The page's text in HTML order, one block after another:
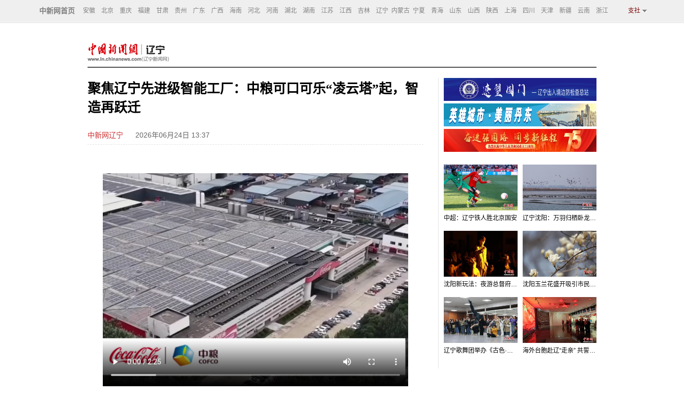
中新网首页 安徽 北京 重庆 福建 甘肃 贵州 广东 广西 海南 河北 河南 湖北 湖南 江苏 江西 吉林 辽宁 内蒙古 宁夏 青海 山东 山西 陕西 上海 四川 天津 新疆 云南 浙江 支社
聚焦辽宁先进级智能工厂：中粮可口可乐“凌云塔”起，智
造再跃迁
中新网辽宁 2026年06月24日 13:37
中超：辽宁铁人胜北京国安 辽宁沈阳：万羽归栖卧龙湖看群鸟齐飞
沈阳新玩法：夜游总督府，当一回“赴宴者” 沈阳玉兰花盛开吸引市民打卡
辽宁歌舞团举办《古色·国宝辽宁》排练开放日活动 海外台胞赴辽“走亲” 共誓“和平初心”